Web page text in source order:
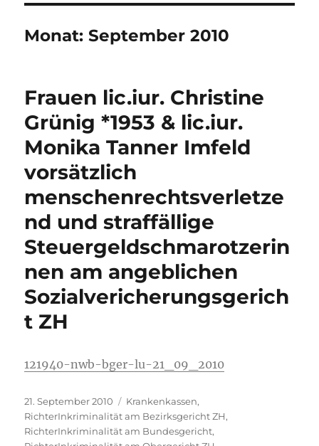
Monat:September 2010
Frauen lic.iur. Christine
Grünig *1953 & lic.iur.
Monika Tanner Imfeld
vorsätzlich
menschenrechtsverletze
nd und straffällige
Steuergeldschmarotzerin
nen am angeblichen
Sozialvericherungsgerich
t ZH
121940-nwb-bger-lu-21_09_2010
Veröffentlicht
am
21. September 2010 Kategorien
Krankenkassen,
RichterInkriminalität am Bezirksgericht ZH,
RichterInkriminalität am Bundesgericht,